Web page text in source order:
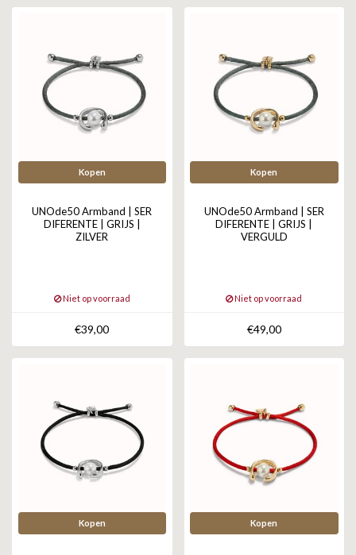
ZAG BIJOUX
KAPTEN & SON
Kopen
UNOde50 Armband | SER
DIFERENTE | GRIJS |
ZILVER
Niet op voorraad
€39,00
Kopen
UNOde50 Armband | SER
DIFERENTE | GRIJS |
VERGULD
Niet op voorraad
€49,00
Kopen Kopen